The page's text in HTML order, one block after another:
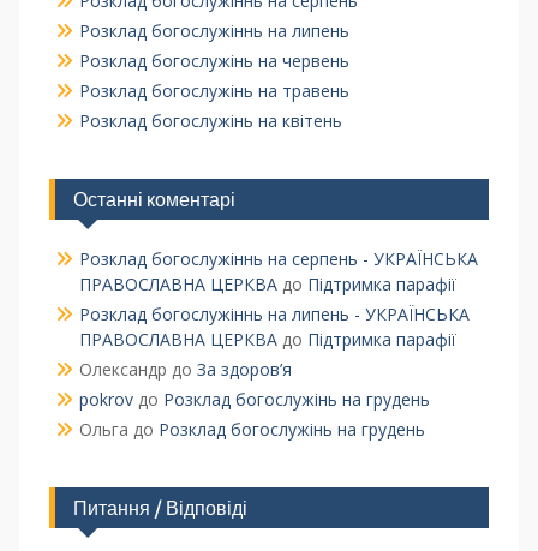
Розклад богослужіннь на липень
Розклад богослужінь на червень
Розклад богослужінь на травень
Розклад богослужінь на квітень
Останні коментарі
Розклад богослужіннь на серпень - УКРАЇНСЬКА
ПРАВОСЛАВНА ЦЕРКВАдо Підтримка парафії
Розклад богослужіннь на липень - УКРАЇНСЬКА
ПРАВОСЛАВНА ЦЕРКВАдо Підтримка парафії
Олександр до За здоров’я
pokrovдо Розклад богослужінь на грудень
Ольга до Розклад богослужінь на грудень
Питання / Відповіді